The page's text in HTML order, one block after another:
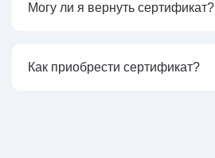
Могу ли я вернуть сертификат?
Как приобрести сертификат?